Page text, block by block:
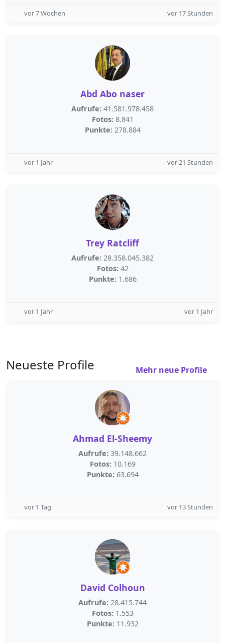
vor 7 Wochen vor 17 Stunden
Abd Abo naser
Aufrufe: 41.581.978.458
Fotos: 8.841
Punkte: 278.884
vor 1 Jahr vor 21 Stunden
Trey Ratcliff
Aufrufe: 28.358.045.382
Fotos: 42
Punkte: 1.686
vor 1 Jahr vor 1 Jahr
Neueste Profile Mehr neue Profile
Ahmad El-Sheemy
Aufrufe: 39.148.662
Fotos: 10.169
Punkte: 63.694
vor 1 Tag vor 13 Stunden
David Colhoun
Aufrufe: 28.415.744
Fotos: 1.553
Punkte: 11.932